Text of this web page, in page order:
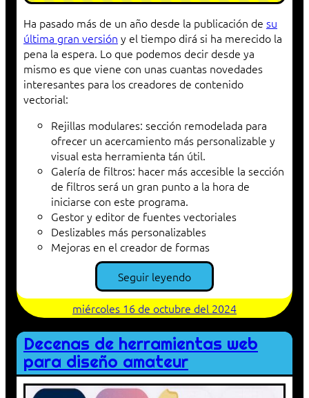
Ha pasado más de un año desde la publicación de su
última gran versión y el tiempo dirá si ha merecido la
pena la espera. Lo que podemos decir desde ya
mismo es que viene con unas cuantas novedades
interesantes para los creadores de contenido
vectorial:
Rejillas modulares: sección remodelada para
ofrecer un acercamiento más personalizable y
visual esta herramienta tán útil.
Galería de filtros: hacer más accesible la sección
de filtros será un gran punto a la hora de
iniciarse con este programa.
Gestor y editor de fuentes vectoriales
Deslizables más personalizables
Mejoras en el creador de formas
Seguir leyendo
miércoles 16 de octubre del 2024
Decenas de herramientas web
para diseño amateur